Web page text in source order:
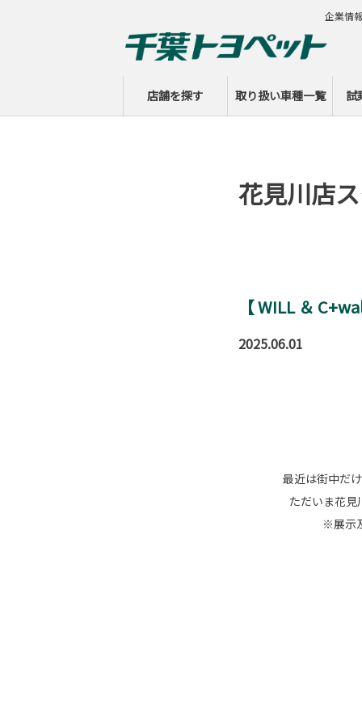
店舗を探す 取り扱い車種一覧 試
企業情
花見川店
【 WILL ＆
2025.06.01
最近は街中だ
ただいま花見
※展示